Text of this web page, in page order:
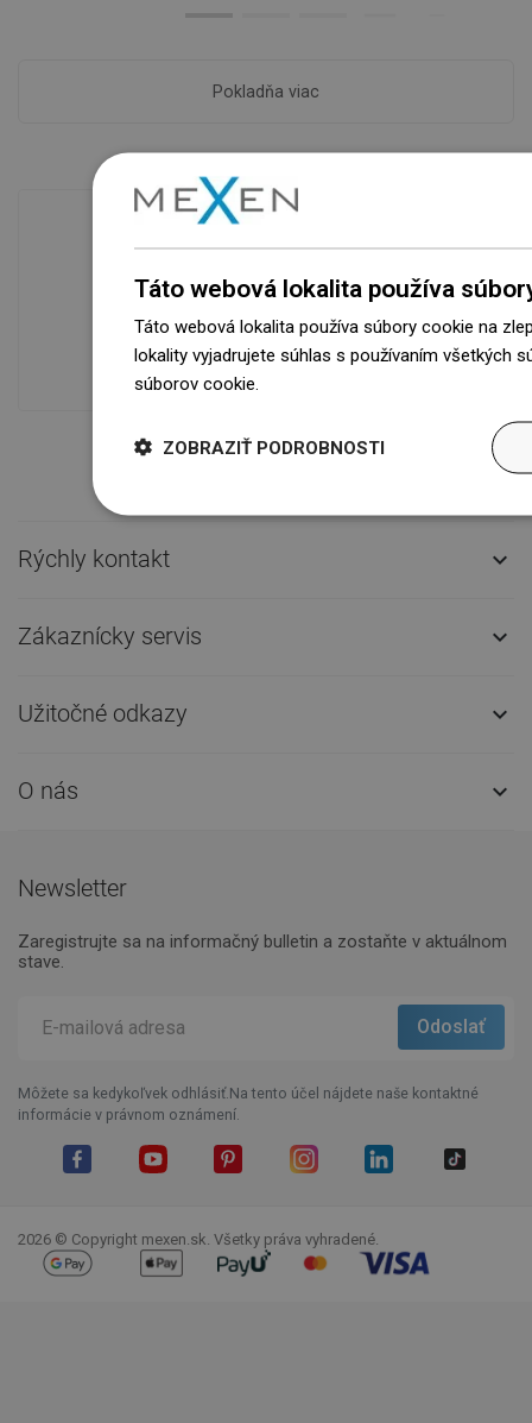
Pokladňa viac
Dostupnosť tovaru
Naše výrobky na vás čakajú v
modernom sklade.Vždy pripravený na
prepravu!
Rýchly kontakt 
Zákaznícky servis 
Užitočné odkazy 
O nás 
Newsletter
Zaregistrujte sa na informačný bulletin a zostaňte v aktuálnom
stave.
Môžete sa kedykoľvek odhlásiť.Na tento účel nájdete naše kontaktné
informácie v právnom oznámení.
2026 © Copyright mexen.sk. Všetky práva vyhradené.
Táto webová lokalita používa
Táto webová lokalita používa súbory cookie na
lokality vyjadrujete súhlas s používaním všetkých
súborov cookie.
ZOBRAZIŤ PODROBNOSTI